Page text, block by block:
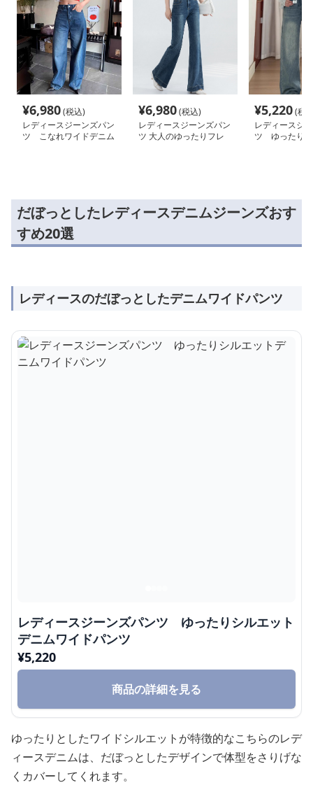
¥6,980(税込)
レディースジーンズパン
ツ こなれワイドデニム
¥6,980(税込)
レディースジーンズパン
ツ 大人のゆったりフレ
¥5,220(税
レディースジ
ツ ゆったり
だぼっとしたレディースデニムジーンズおす
すめ20選
レディースのだぼっとしたデニムワイドパンツ
レディースジーンズパンツ ゆったりシルエット
デニムワイドパンツ
¥5,220
商品の詳細を見る
ゆったりとしたワイドシルエットが特徴的なこちらのレデ
ィースデニムは、だぼっとしたデザインで体型をさりげな
くカバーしてくれます。